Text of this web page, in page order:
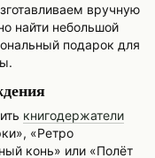
вручную
найти небольшой
подарок для
книгодержатели
«Ретро
конь» или «Полёт